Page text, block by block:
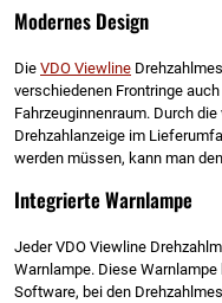
Modernes Design
Die VDO Viewline
verschiedenen Frontringe
Fahrzeuginnenraum. Durch
Drehzahlanzeige im
werden müssen, kann man
Integrierte Warnlampe
Jeder VDO Viewline
Warnlampe. Diese
Software, bei den